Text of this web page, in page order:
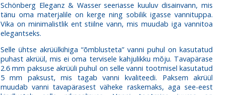
Schönberg Eleganz & Wasser seeriasse kuuluv disainvann, mis
tänu oma materjalile on kerge ning sobilik igasse vannituppa.
Vika on minimalistlik ent stiilne vann, mis muudab iga vannitoa
elegantseks.
Selle ühtse akrüülkihiga “õmblusteta” vanni puhul on kasutatud
puhast akrüül, mis ei oma tervisele kahjulikku mõju. Tavapärase
2.6 mm paksuse akrüüli puhul on selle vanni tootmisel kasutatud
5 mm paksust, mis tagab vanni kvaliteedi. Paksem akrüül
muudab vanni tavapärasest väheke raskemaks, aga see-eest